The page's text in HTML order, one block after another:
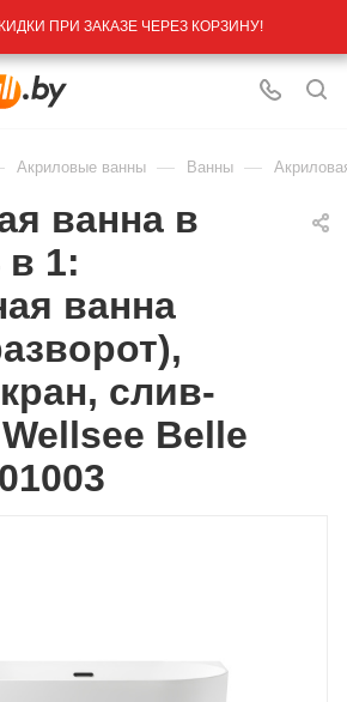
ПРИ ЗАКАЗЕ ЧЕРЕЗ КОРЗИНУ!
Акриловые ванны — Ванны —
ванна в
в 1:
ванна
слив-
Belle